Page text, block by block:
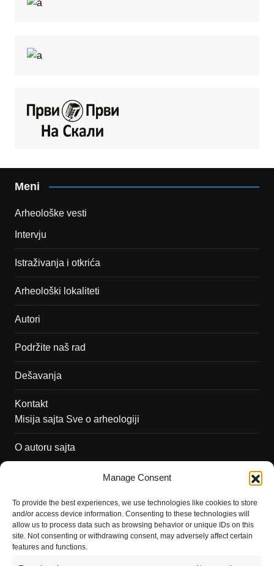
Manage Consent
To provide the best experiences, we use technologies like cookies to store
and/or access device information. Consenting to these technologies will
allow us to process data such as browsing behavior or unique IDs on this
site. Not consenting or withdrawing consent, may adversely affect certain
features and functions.
Meni
Arheološke vesti
Intervju
Istraživanja i otkrića
Arheološki lokaliteti
Autori
Podržite naš rad
Dešavanja
Kontakt
Misija sajta Sve o arheologiji
O autoru sajta
Saradnja